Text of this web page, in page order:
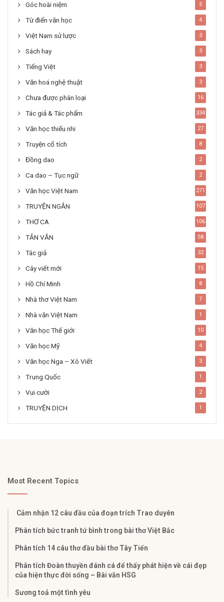
Góc hoài niệm 5
Từ điển văn học 4
Việt Nam sử lược 3
Sách hay 3
Tiếng Việt 3
Văn hoá nghệ thuật 3
Chưa được phân loại 16
Tác giả & Tác phẩm 334
Văn học thiếu nhi 27
Truyện cổ tích 8
Đồng dao 2
Ca dao – Tục ngữ 2
Văn học Việt Nam 271
TRUYỆN NGẮN 107
THƠ CA 106
TẢN VĂN 58
Tác giả 32
Cây viết mới 15
Hồ Chí Minh 8
Nhà thơ Việt Nam 7
Nhà văn Việt Nam 1
Văn học Thế giới 10
Văn học Mỹ 4
Văn học Nga – Xô Viết 3
Trung Quốc 1
Vui cười 2
TRUYỆN DỊCH 1
Most Recent Topics
Cảm nhận 12 câu đầu của đoạn trích Trao duyên
Phân tích bức tranh tứ bình trong bài thơ Việt Bắc
Phân tích 14 câu thơ đầu bài thơ Tây Tiến
Phân tích Đoàn thuyền đánh cá để thấy phát hiện về cái đẹp
của hiện thực đời sống – Bài văn HSG
Sương toả một tình yêu